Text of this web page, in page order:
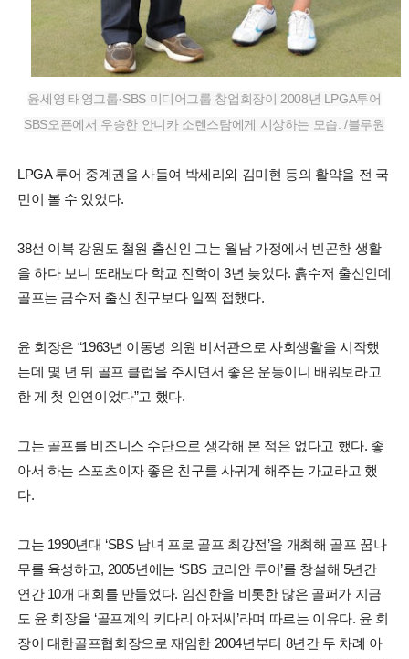
윤세영 태영그룹·SBS 미디어그룹 창업회장이 2008년 LPGA투어
SBS오픈에서 우승한 안니카 소렌스탐에게 시상하는 모습. /블루원
LPGA 투어 중계권을 사들여 박세리와 김미현 등의 활약을 전 국
민이 볼 수 있었다.
38선 이북 강원도 철원 출신인 그는 월남 가정에서 빈곤한 생활
을 하다 보니 또래보다 학교 진학이 3년 늦었다. 흙수저 출신인데
골프는 금수저 출신 친구보다 일찍 접했다.
윤 회장은 “1963년 이동녕 의원 비서관으로 사회생활을 시작했
는데 몇 년 뒤 골프 클럽을 주시면서 좋은 운동이니 배워보라고
한 게 첫 인연이었다”고 했다.
그는 골프를 비즈니스 수단으로 생각해 본 적은 없다고 했다. 좋
아서 하는 스포츠이자 좋은 친구를 사귀게 해주는 가교라고 했
다.
그는 1990년대 ‘SBS 남녀 프로 골프 최강전’을 개최해 골프 꿈나
무를 육성하고, 2005년에는 ‘SBS 코리안 투어’를 창설해 5년간
연간 10개 대회를 만들었다. 임진한을 비롯한 많은 골퍼가 지금
도 윤 회장을 ‘골프계의 키다리 아저씨’라며 따르는 이유다. 윤 회
장이 대한골프협회장으로 재임한 2004년부터 8년간 두 차례 아